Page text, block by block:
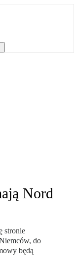
Nord
stronie
do
będą